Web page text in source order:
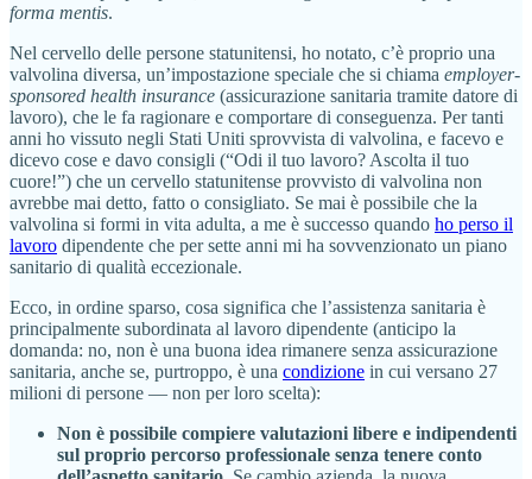
forma mentis.
Nel cervello delle persone statunitensi, ho notato, c’è proprio una
valvolina diversa, un’impostazione speciale che si chiama employer-
sponsored health insurance (assicurazione sanitaria tramite datore di
lavoro), che le fa ragionare e comportare di conseguenza. Per tanti
anni ho vissuto negli Stati Uniti sprovvista di valvolina, e facevo e
dicevo cose e davo consigli (“Odi il tuo lavoro? Ascolta il tuo
cuore!”) che un cervello statunitense provvisto di valvolina non
avrebbe mai detto, fatto o consigliato. Se mai è possibile che la
valvolina si formi in vita adulta, a me è successo quando ho perso il
lavoro dipendente che per sette anni mi ha sovvenzionato un piano
sanitario di qualità eccezionale.
Ecco, in ordine sparso, cosa significa che l’assistenza sanitaria è
principalmente subordinata al lavoro dipendente (anticipo la
domanda: no, non è una buona idea rimanere senza assicurazione
sanitaria, anche se, purtroppo, è una condizione in cui versano 27
milioni di persone — non per loro scelta):
Non è possibile compiere valutazioni libere e indipendenti
sul proprio percorso professionale senza tenere conto